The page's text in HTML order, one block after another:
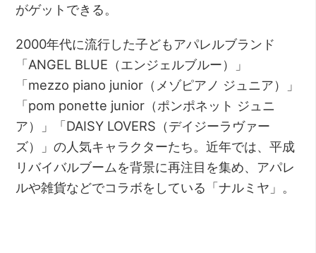
がゲットできる。
2000年代に流行した子どもアパレルブランド
「ANGEL BLUE（エンジェルブルー）」
「mezzo piano junior（メゾピアノ ジュニア）」
「pom ponette junior（ポンポネット ジュニ
ア）」「DAISY LOVERS（デイジーラヴァー
ズ）」の人気キャラクターたち。近年では、平成
リバイバルブームを背景に再注目を集め、アパレ
ルや雑貨などでコラボをしている「ナルミヤ」。